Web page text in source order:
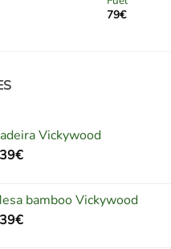
79€
Vickywood
€
bamboo Vickywood
€